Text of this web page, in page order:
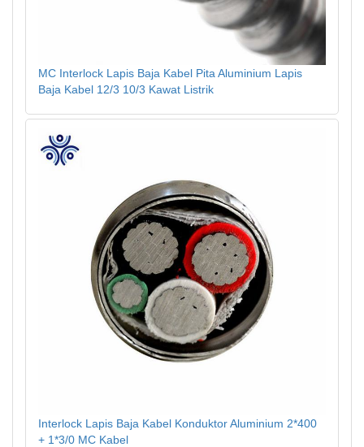
MC Interlock Lapis Baja Kabel Pita Aluminium Lapis
Baja Kabel 12/3 10/3 Kawat Listrik
Interlock Lapis Baja Kabel Konduktor Aluminium 2*400
+ 1*3/0 MC Kabel